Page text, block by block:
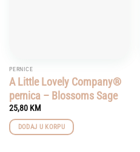
PERNICE
A Little Lovely Company®
pernica – Blossoms Sage
25,80 KM
DODAJ U KORPU